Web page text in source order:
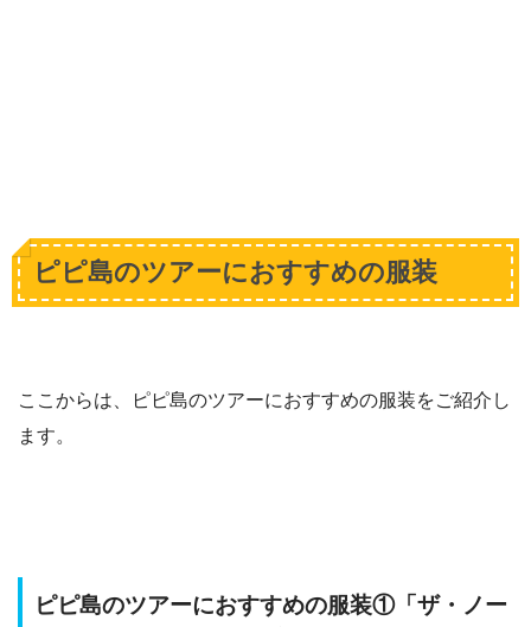
ピピ島のツアーにおすすめの服装
ここからは、ピピ島のツアーにおすすめの服装をご紹介し
ます。
ピピ島のツアーにおすすめの服装①「ザ・ノー